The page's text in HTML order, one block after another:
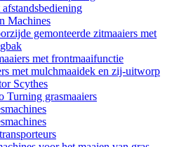
Machines
gemonteerde zitmaaiers met
met frontmaaifunctie
met mulchmaaidek en zij-uitworp
Scythes
Turning grasmaaiers